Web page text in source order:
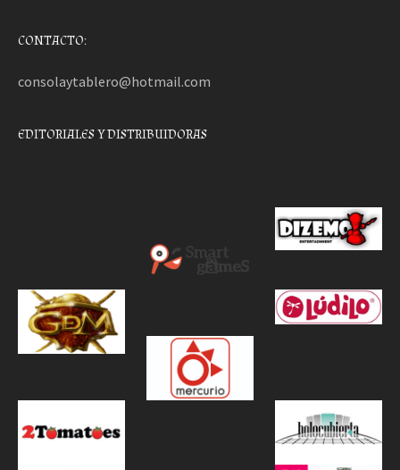
CONTACTO:
consolaytablero@hotmail.com
EDITORIALES Y DISTRIBUIDORAS